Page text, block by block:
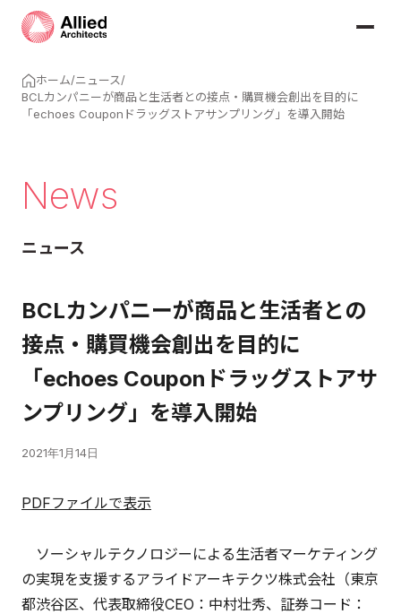
ホーム/ニュース/
BCLカンパニーが商品と生活者との接点・購買機会創出を目的に
「echoes Couponドラッグストアサンプリング」を導入開始
News
ニュース
BCLカンパニーが商品と生活者との
接点・購買機会創出を目的に
「echoes Couponドラッグストアサ
ンプリング」を導入開始
2021年1月14日
PDFファイルで表示
ソーシャルテクノロジーによる生活者マーケティング
の実現を支援するアライドアーキテクツ株式会社（東京
都渋谷区、代表取締役CEO：中村壮秀、証券コード：